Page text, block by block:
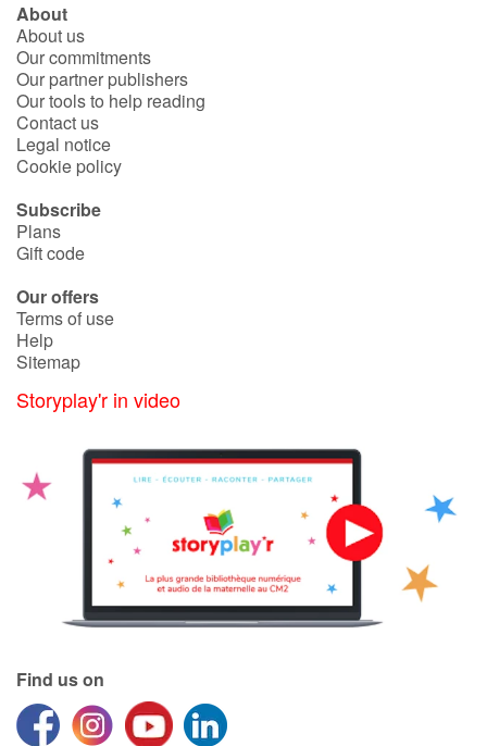
About
About us
Our commitments
Our partner publishers
Our tools to help reading
Contact us
Legal notice
Cookie policy
Subscribe
Plans
Gift code
Our offers
Terms of use
Help
Sitemap
Storyplay'r in video
Find us on